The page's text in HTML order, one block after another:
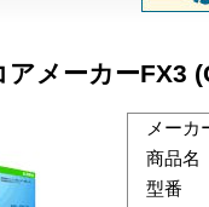
アメーカーFX3
メーカ
商品名
型番